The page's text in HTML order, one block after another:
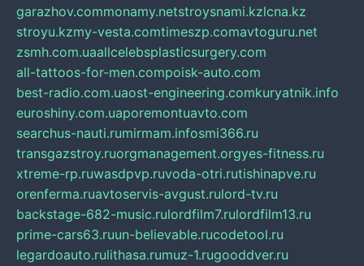
garazhov.commonamy.netstroysnami.kzlcna.kz
stroyu.kzmy-vesta.comtimeszp.comavtoguru.net
zsmh.com.uaallcelebsplasticsurgery.com
all-tattoos-for-men.compoisk-auto.com
best-radio.com.uaost-engineering.comkuryatnik.info
euroshiny.com.uaporemontuavto.com
searchus-nauti.rumirmam.infosmi366.ru
transgazstroy.ruorgmanagement.orgyes-fitness.ru
xtreme-rp.ruwasdpvp.ruvoda-otri.rutishinapve.ru
orenferma.ruavtoservis-avgust.rulord-tv.ru
backstage-682-music.rulordfilm7.rulordfilm13.ru
prime-cars63.ruun-believable.rucodetool.ru
legardoauto.rulithasa.rumuz-1.rugooddver.ru